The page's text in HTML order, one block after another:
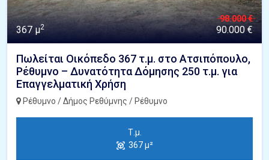
367 μ2
98.000 €
90.000 €
Πωλείται Οικόπεδο 367 τ.μ. στο Ατσιπόπουλο,
Ρέθυμνο – Δυνατότητα Δόμησης 250 τ.μ. για
Επαγγελματική Χρήση
Ρέθυμνο / Δήμος Ρεθύμνης / Ρέθυμνο
Τ.μ.
367 μ²